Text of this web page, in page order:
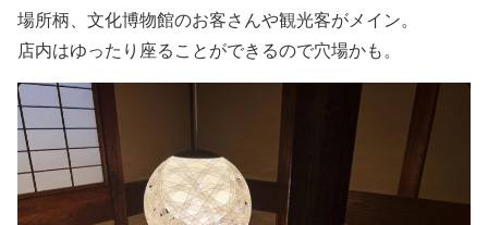
場所柄、文化博物館のお客さんや観光客がメイン。
店内はゆったり座ることができるので穴場かも。